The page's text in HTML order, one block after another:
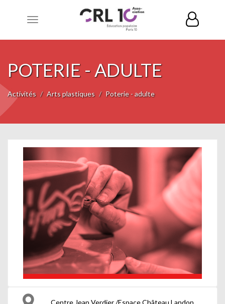
Toggle
POTERIE - ADULTE
Activités Arts plastiques Poterie - adulte
Centre Jean Verdier /Espace Château Landon